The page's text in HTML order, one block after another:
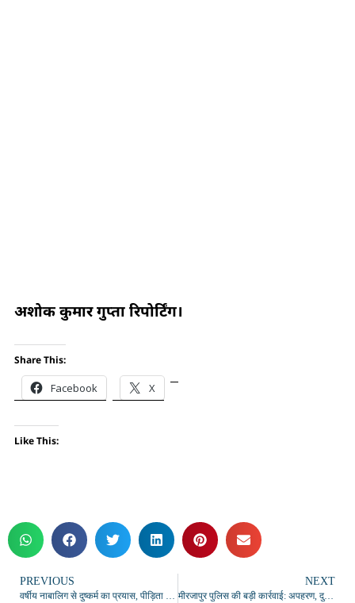
अशोक कुमार गुप्ता रिपोर्टिंग।
Share This:
Facebook X
Like This:
PREVIOUS
वर्षीय नाबालिग से दुष्कर्म का प्रयास, पीड़िता ने SP कार्यालय पहुंच लगाई न्याय की गुहार
NEXT
मीरजापुर पुलिस की बड़ी कार्रवाई: अपहरण, दुष्कर्म, हेरोइन तस्करी व अवैध हथियार मामलों में कई गिरफ्तार